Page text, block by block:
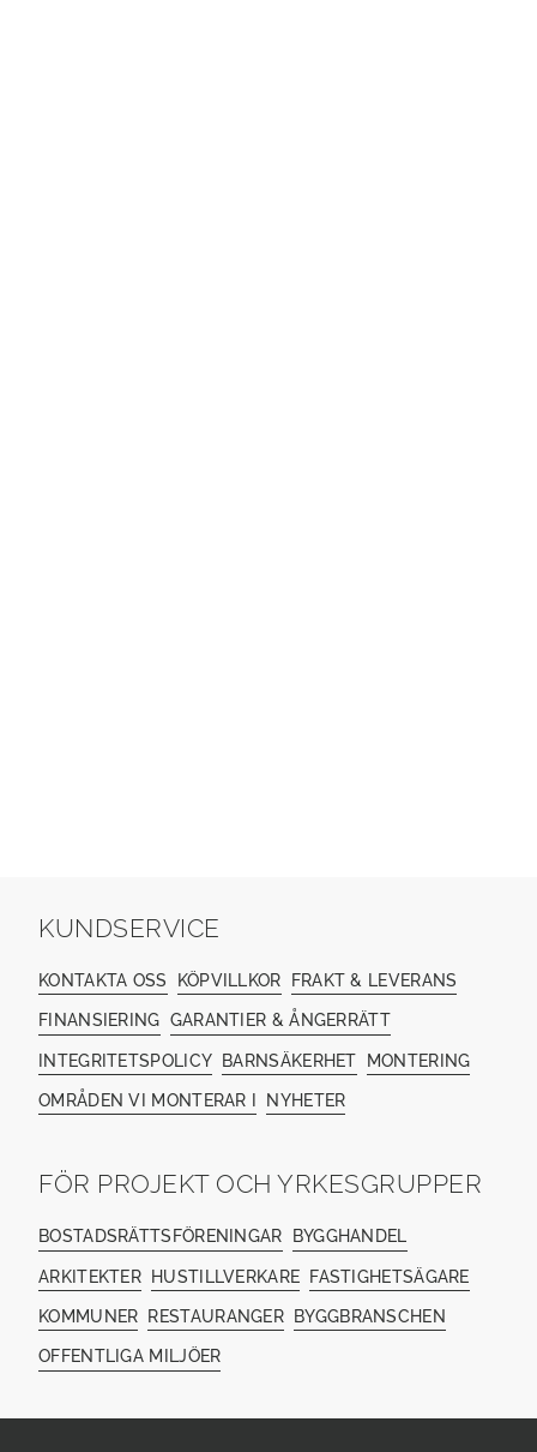
KUNDSERVICE
KONTAKTA OSS KÖPVILLKOR FRAKT & LEVERANS
FINANSIERING GARANTIER & ÅNGERRÄTT
INTEGRITETSPOLICY BARNSÄKERHET MONTERING
OMRÅDEN VI MONTERAR I NYHETER
FÖR PROJEKT OCH YRKESGRUPPER
BOSTADSRÄTTSFÖRENINGAR BYGGHANDEL
ARKITEKTER HUSTILLVERKARE FASTIGHETSÄGARE
KOMMUNER RESTAURANGER BYGGBRANSCHEN
OFFENTLIGA MILJÖER